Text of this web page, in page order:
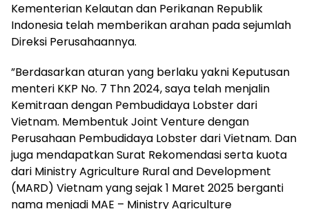
‎Kementerian Kelautan dan Perikanan Republik
Indonesia telah memberikan arahan pada sejumlah
Direksi Perusahaannya.
‎”Berdasarkan aturan yang berlaku yakni Keputusan
menteri KKP No. 7 Thn 2024, saya telah menjalin
Kemitraan dengan Pembudidaya Lobster dari
Vietnam. Membentuk Joint Venture dengan
Perusahaan Pembudidaya Lobster dari Vietnam. Dan
juga mendapatkan Surat Rekomendasi serta kuota
dari Ministry Agriculture Rural and Development
(MARD) Vietnam yang sejak 1 Maret 2025 berganti
nama menjadi MAE – Ministry Agriculture